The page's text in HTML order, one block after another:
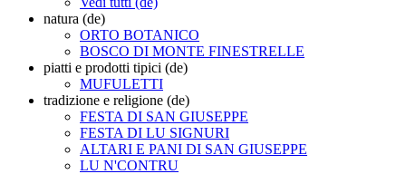
natura (de)
ORTO BOTANICO
BOSCO DI MONTE FINESTRELLE
piatti e prodotti tipici (de)
MUFULETTI
tradizione e religione (de)
FESTA DI SAN GIUSEPPE
FESTA DI LU SIGNURI
ALTARI E PANI DI SAN GIUSEPPE
LU N'CONTRU